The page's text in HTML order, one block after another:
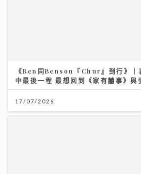
《Ben同Benson『Chur』到行》｜
中最後一程 最想回到《家有囍事》
17/07/2026